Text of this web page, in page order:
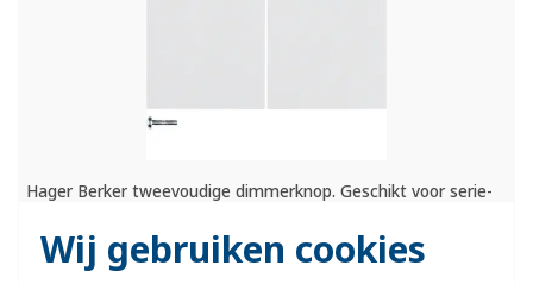
Wij gebruiken cookies
Hager Berker tweevoudige dimmerknop. Geschikt voor serie-
Exclusief binnenwerk en afdekraam. Serie: K1, kleur: wit
glans. Meer informatie »